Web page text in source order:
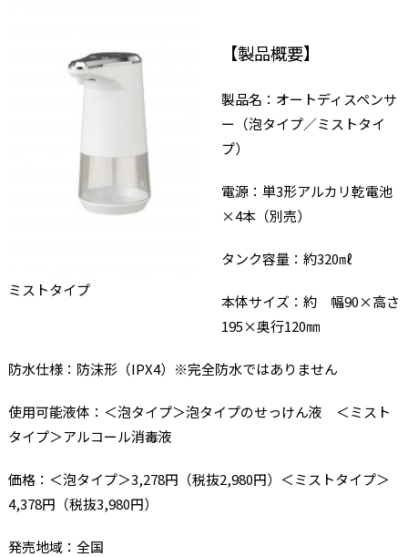
ミストタイプ
【製品概要】
製品名：オートディスペンサ
ー（泡タイプ／ミストタイ
プ）
電源：単3形アルカリ乾電池
×4本（別売）
タンク容量：約320㎖
本体サイズ：約 幅90×高さ
195×奥行120㎜
防水仕様：防沫形（IPX4）※完全防水ではありません
使用可能液体：＜泡タイプ＞泡タイプのせっけん液 ＜ミスト
タイプ＞アルコール消毒液
価格：＜泡タイプ＞3,278円（税抜2,980円）＜ミストタイプ＞
4,378円（税抜3,980円）
発売地域：全国